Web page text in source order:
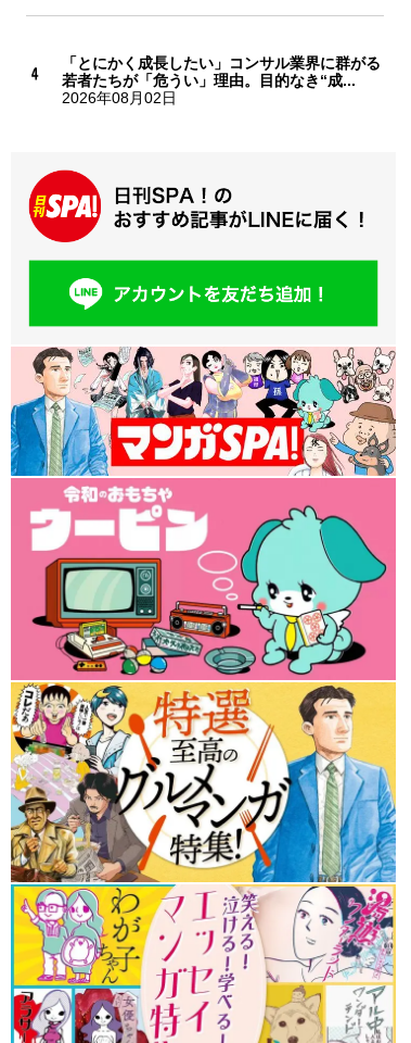
「とにかく成長したい」コンサル業界に群がる
若者たちが「危うい」理由。目的なき“成...
2026年08月02日